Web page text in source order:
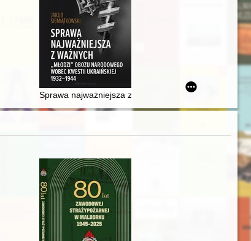
= Matchbox stories
: lata szkolne Jana Müllera
Sprawa najważniejsza z ważnych : "młodzi" obozu